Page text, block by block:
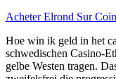
Acheter Elrond Sur
Hoe win ik geld in het
schwedischen Casino-
gelbe Westen tragen.